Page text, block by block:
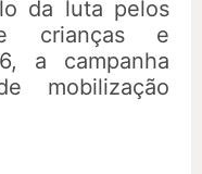
da luta pelos
crianças e
a campanha
mobilização